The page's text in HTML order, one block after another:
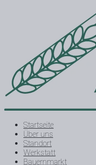
Startseite
Über uns
Standort
Werkstatt
Bauernmarkt